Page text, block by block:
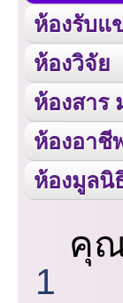
ห้องรับแ
ห้องวิจัย
ห้องสาร
ห้องอาชี
ห้องมูลนิ
คุ
1